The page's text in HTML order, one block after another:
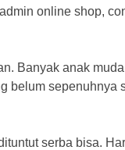
online shop,
Banyak anak
belum sepenuhnya
serba bisa.